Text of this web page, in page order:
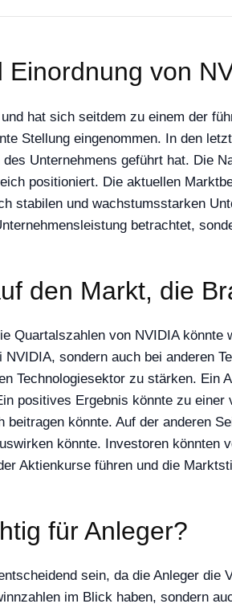
Einordnung von
hat sich seitdem zu einem der
Stellung eingenommen. In den
Unternehmens geführt hat. Die
positioniert. Die aktuellen
stabilen und wachstumsstarken
betrachtet,
den Markt, die
Quartalszahlen von NVIDIA
sondern auch bei anderen
Technologiesektor zu stärken.
positives Ergebnis könnte zu
beitragen könnte. Auf der anderen
könnte. Investoren
Aktienkurse führen und die
für Anleger?
sein, da die Anleger
im Blick haben, sondern